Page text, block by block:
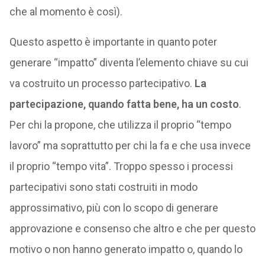
che al momento è così).
Questo aspetto è importante in quanto poter
generare “impatto” diventa l’elemento chiave su cui
va costruito un processo partecipativo. La
partecipazione, quando fatta bene, ha un costo.
Per chi la propone, che utilizza il proprio “tempo
lavoro” ma soprattutto per chi la fa e che usa invece
il proprio “tempo vita”. Troppo spesso i processi
partecipativi sono stati costruiti in modo
approssimativo, più con lo scopo di generare
approvazione e consenso che altro e che per questo
motivo o non hanno generato impatto o, quando lo